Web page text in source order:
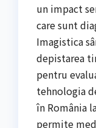
un impact
care sunt
Imagistica
depistarea
pentru
tehnologia
în România
permite